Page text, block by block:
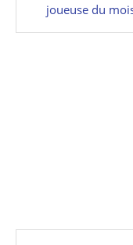
joueuse du